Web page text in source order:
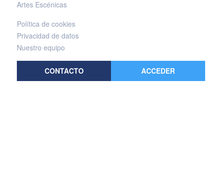
Artes Escénicas
Política de cookies
Privacidad de datos
Nuestro equipo
CONTACTO ACCEDER